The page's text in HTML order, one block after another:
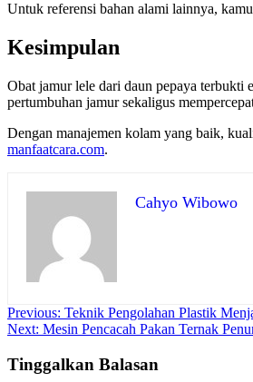
Untuk referensi bahan alami lainnya,
Kesimpulan
Obat jamur lele dari daun pepaya terbukti
pertumbuhan jamur sekaligus
Dengan manajemen kolam yang baik,
manfaatcara.com.
Cahyo Wibowo
Navigasi
pos
Previous: Teknik Pengolahan Plastik
Next: Mesin Pencacah Pakan Ternak
Tinggalkan Balasan